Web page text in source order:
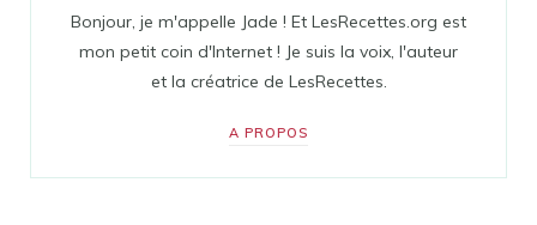
Bonjour, je m'appelle Jade ! Et LesRecettes.org est
mon petit coin d'Internet ! Je suis la voix, l'auteur
et la créatrice de LesRecettes.
A PROPOS